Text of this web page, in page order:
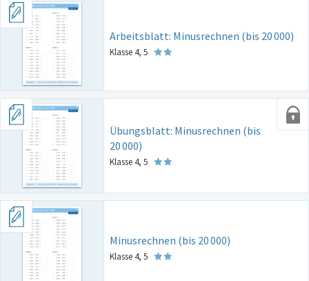
Arbeitsblatt: Minusrechnen (bis 20000)
Klasse 4, 5
Übungsblatt: Minusrechnen (bis
20000)
Klasse 4, 5
Minusrechnen (bis 20000)
Klasse 4, 5